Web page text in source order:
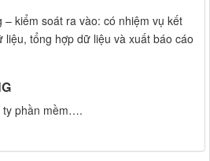
kiểm soát ra vào: có nhiệm vụ kết
liệu, tổng hợp dữ liệu và xuất báo cáo
ty phần mềm….